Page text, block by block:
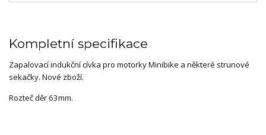
Kompletní specifikace
Zapalovací indukční cívka pro motorky Minibike a některé strunové
sekačky. Nové zboží.
Rozteč děr 63mm.